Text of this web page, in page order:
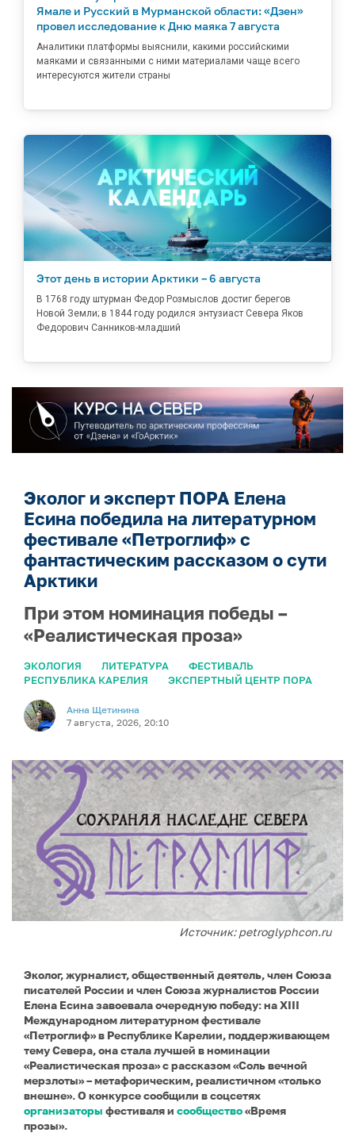
Ямале и Русский в Мурманской области: «Дзен»
провел исследование к Дню маяка 7 августа
Аналитики платформы выяснили, какими российскими
маяками и связанными с ними материалами чаще всего
интересуются жители страны
Этот день в истории Арктики – 6 августа
В 1768 году штурман Федор Розмыслов достиг берегов
Новой Земли; в 1844 году родился энтузиаст Севера Яков
Федорович Санников-младший
Эколог и эксперт ПОРА Елена
Есина победила на литературном
фестивале «Петроглиф» с
фантастическим рассказом о сути
Арктики
При этом номинация победы –
«Реалистическая проза»
ЭКОЛОГИЯ ЛИТЕРАТУРА
ФЕСТИВАЛЬ
РЕСПУБЛИКА КАРЕЛИЯ
ЭКСПЕРТНЫЙ ЦЕНТР ПОРА
Анна Щетинина
7 августа, 2026, 20:10
Источник: petroglyphcon.ru
Эколог, журналист, общественный деятель, член Союза
писателей России и член Союза журналистов России
Елена Есина завоевала очередную победу: на XIII
Международном литературном фестивале
«Петроглиф» в Республике Карелии, поддерживающем
тему Севера, она стала лучшей в номинации
«Реалистическая проза» с рассказом «Соль вечной
мерзлоты» – метафорическим, реалистичном «только
внешне». О конкурсе сообщили в соцсетях
организаторы фестиваля и сообщество«Время
прозы».